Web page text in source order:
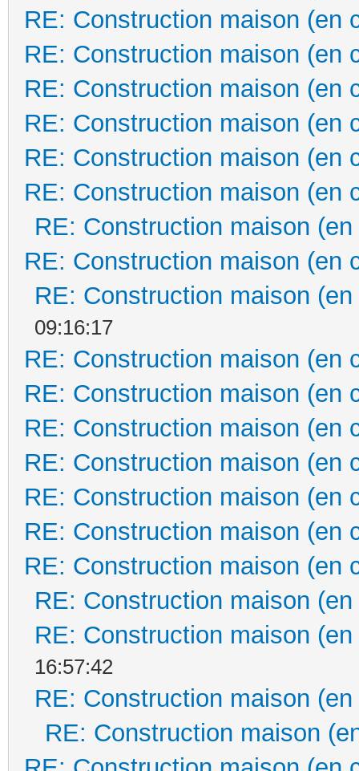
RE: Construction maison (en
RE: Construction maison (en
RE: Construction maison (en
RE: Construction maison (en
RE: Construction maison (en
RE: Construction maison (en
RE: Construction maison
RE: Construction maison (en
RE: Construction maison
09:16:17
RE: Construction maison (en
RE: Construction maison (en
RE: Construction maison (en
RE: Construction maison (en
RE: Construction maison (en
RE: Construction maison (en
RE: Construction maison (en
RE: Construction maison
RE: Construction maison
16:57:42
RE: Construction maison
RE: Construction maison